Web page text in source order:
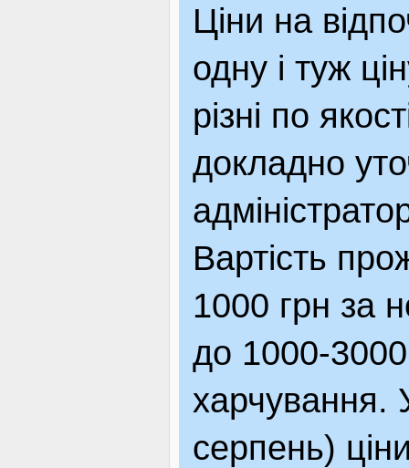
Ціни на
одну і туж
різні по
докладно
Вартість
1000 грн за
до 1000-
харчування.
серпень)